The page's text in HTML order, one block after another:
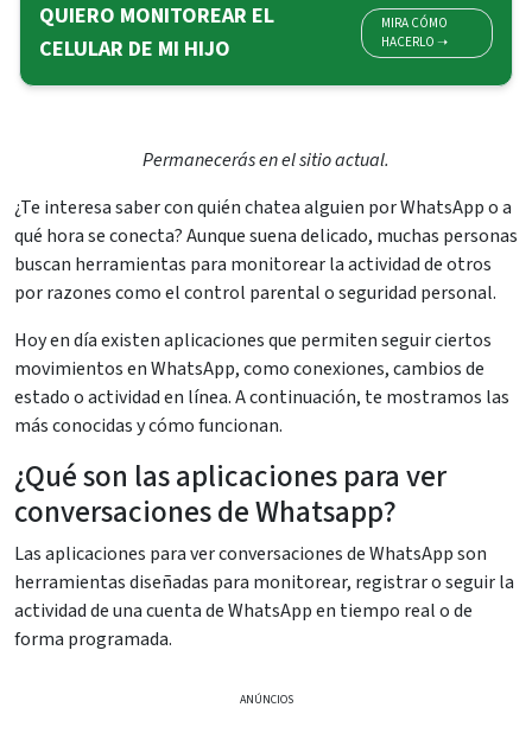
QUIERO MONITOREAR EL
CELULAR DE MI HIJO
MIRA CÓMO
HACERLO ➝
Permanecerás en el sitio actual.
¿Te interesa saber con quién chatea alguien por WhatsApp o a
qué hora se conecta? Aunque suena delicado, muchas personas
buscan herramientas para monitorear la actividad de otros
por razones como el control parental o seguridad personal.
Hoy en día existen aplicaciones que permiten seguir ciertos
movimientos en WhatsApp, como conexiones, cambios de
estado o actividad en línea. A continuación, te mostramos las
más conocidas y cómo funcionan.
¿Qué son las aplicaciones para ver
conversaciones de Whatsapp?
Las aplicaciones para ver conversaciones de WhatsApp son
herramientas diseñadas para monitorear, registrar o seguir la
actividad de una cuenta de WhatsApp en tiempo real o de
forma programada.
ANÚNCIOS